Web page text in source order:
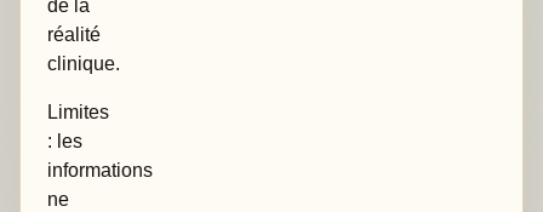
de la
réalité
clinique.
Limites
: les
informations
ne